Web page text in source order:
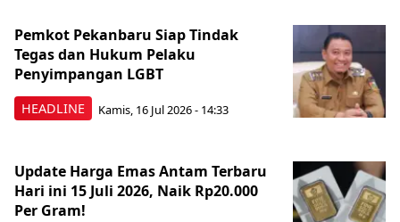
HEADLINE
Pemkot Pekanbaru Siap Tindak
Tegas dan Hukum Pelaku
Penyimpangan LGBT
Kamis, 16 Jul 2026 - 14:33
Update Harga Emas Antam Terbaru
Hari ini 15 Juli 2026, Naik Rp20.000
Per Gram!